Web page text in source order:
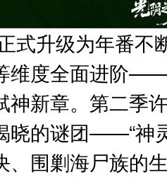
式升级为年番不
维度全面进阶
神新章。第二季
晓的谜团——“神
、围剿海尸族的